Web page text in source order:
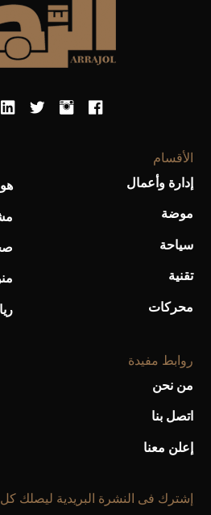
أحذية Mary Jane: ترف وأناقة للرجال
الأقسام
إدارة وأعمال
موضة
سياحة
تقنية
محركات
روابط مفيدة
من نحن
اتصل بنا
إعلن معنا
إشترك فى النشرة البريدية ليصلك